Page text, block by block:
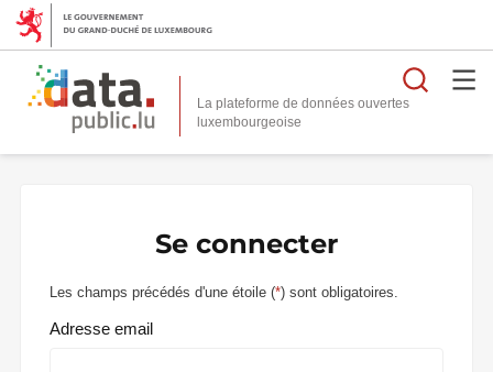
La plateforme de données ouvertes
Se connecter
Les champs précédés d'une étoile (*) sont obligatoires.
Adresse email